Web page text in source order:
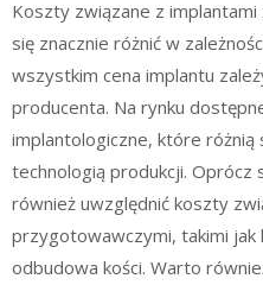
Koszty związane z
się znacznie różnić w
wszystkim cena implantu
producenta. Na rynku
implantologiczne, które różnią
technologią produkcji. Oprócz
również uwzględnić koszty
przygotowawczymi, takimi
odbudowa kości. Warto